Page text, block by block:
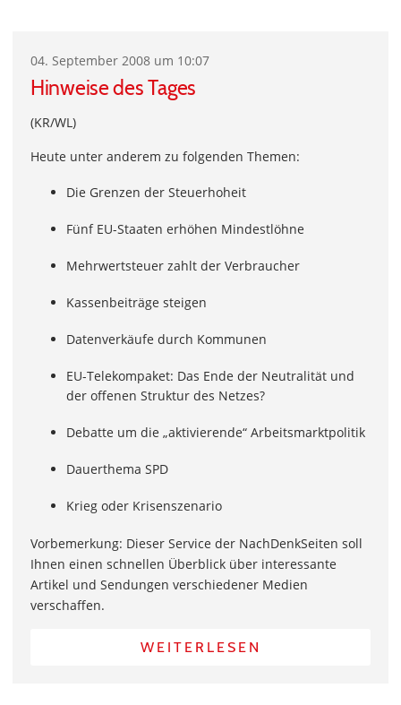
04. September 2008 um 10:07
Hinweise des Tages
(KR/WL)
Heute unter anderem zu folgenden Themen:
Die Grenzen der Steuerhoheit
Fünf EU-Staaten erhöhen Mindestlöhne
Mehrwertsteuer zahlt der Verbraucher
Kassenbeiträge steigen
Datenverkäufe durch Kommunen
EU-Telekompaket: Das Ende der Neutralität und
der offenen Struktur des Netzes?
Debatte um die „aktivierende“ Arbeitsmarktpolitik
Dauerthema SPD
Krieg oder Krisenszenario
Vorbemerkung: Dieser Service der NachDenkSeiten soll
Ihnen einen schnellen Überblick über interessante
Artikel und Sendungen verschiedener Medien
verschaffen.
WEITERLESEN